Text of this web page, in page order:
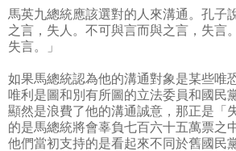
馬英九總統應該選對的人來溝通。孔子
之言，失人。不可與言而與之言，失言
失言。」
如果馬總統認為他的溝通對象是某些唯
唯利是圖和別有所圖的立法委員和國民
顯然是浪費了他的溝通誠意，那正是「
的是馬總統將會辜負七百六十五萬票之
他們當初支持的是看起來不同於舊國民